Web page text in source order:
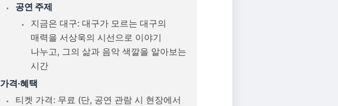
공연 주제
지금은 대구: 대구가 모르는 대구의
매력을 서상욱의 시선으로 이야기
나누고, 그의 삶과 음악 색깔을 알아보는
시간
가격·혜택
티켓 가격: 무료 (단, 공연 관람 시 현장에서